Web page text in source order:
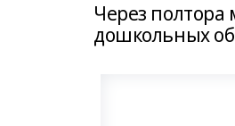
Через
дошкольных